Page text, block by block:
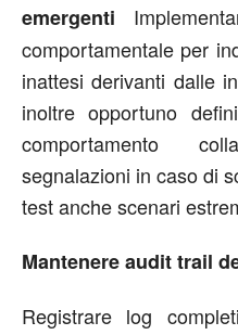
emergenti
comportamentale per
inattesi derivanti dalle
inoltre opportuno
comportamento
segnalazioni in caso di
test anche scenari
Mantenere audit trail
Registrare log